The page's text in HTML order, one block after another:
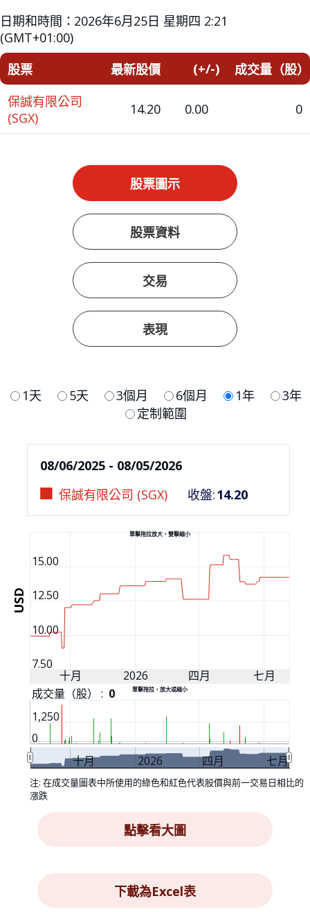
日期和時間： 2026年6月25日 星期四 2:21
(GMT+01:00)
股票
最新股價 (+/-)
成交量（股）
保誠有限公司
(SGX)
14.20 0.00 0
股票圖示
股票資料
交易
表現
1天 5天 3個月 6個月 1年
3年
定制範圍
08/06/2025 - 08/05/2026
保誠有限公司 (SGX)
收盤:14.20
單擊拖拉放大，雙擊縮小
單擊拖拉，放大或縮小
USD
7.50
10.00
12.50
15.00
成交量（股） : 0
十月 2026 四月 七月
十月 2026 四月 七月
0
1,250
點擊看大圖 opens in a new
點擊看大圖
下載為Excel表